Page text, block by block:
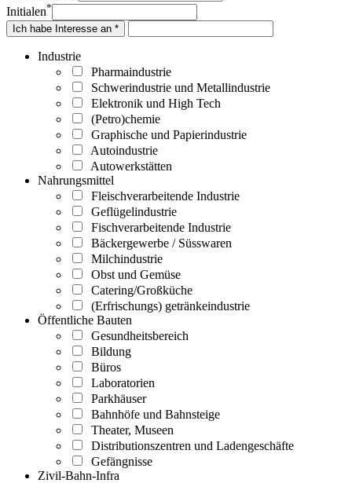
Initialen*
Ich habe Interesse an *
Industrie
Pharmaindustrie
Schwerindustrie und Metallindustrie
Elektronik und High Tech
(Petro)chemie
Graphische und Papierindustrie
Autoindustrie
Autowerkstätten
Nahrungsmittel
Fleischverarbeitende Industrie
Geflügelindustrie
Fischverarbeitende Industrie
Bäckergewerbe / Süsswaren
Milchindustrie
Obst und Gemüse
Catering/Großküche
(Erfrischungs) getränkeindustrie
Öffentliche Bauten
Gesundheitsbereich
Bildung
Büros
Laboratorien
Parkhäuser
Bahnhöfe und Bahnsteige
Theater, Museen
Distributionszentren und Ladengeschäfte
Gefängnisse
Zivil-Bahn-Infra